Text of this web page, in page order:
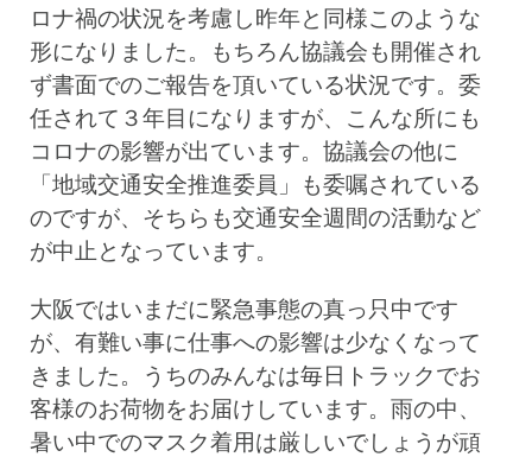
ロナ禍の状況を考慮し昨年と同様このような
形になりました。もちろん協議会も開催され
ず書面でのご報告を頂いている状況です。委
任されて３年目になりますが、こんな所にも
コロナの影響が出ています。 協議会の他に
「地域交通安全推進委員」も委嘱されている
のですが、そちらも交通安全週間の活動など
が中止となっています。
大阪ではいまだに緊急事態の真っ只中です
が、有難い事に仕事への影響は少なくなって
きました。うちのみんなは毎日トラックでお
客様のお荷物をお届けしています。雨の中、
暑い中でのマスク着用は厳しいでしょうが頑